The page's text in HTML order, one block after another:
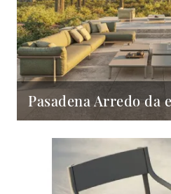
Pasadena Arredo da